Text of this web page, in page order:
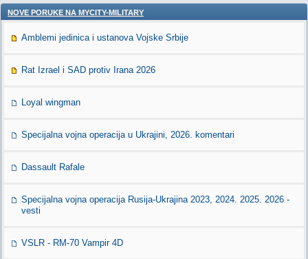
NOVE PORUKE NA MYCITY-MILITARY
Amblemi jedinica i ustanova Vojske Srbije
Rat Izrael i SAD protiv Irana 2026
Loyal wingman
Specijalna vojna operacija u Ukrajini, 2026. komentari
Dassault Rafale
Specijalna vojna operacija Rusija-Ukrajina 2023, 2024. 2025. 2026 -
vesti
VSLR - RM-70 Vampir 4D